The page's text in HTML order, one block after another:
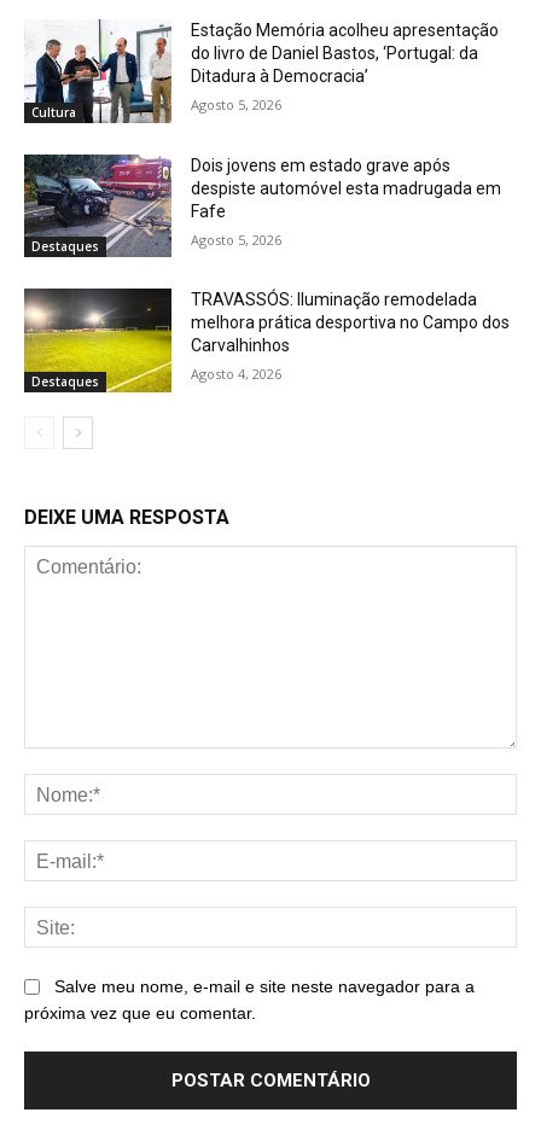
Cultura
Estação Memória acolheu apresentação
do livro de Daniel Bastos, ‘Portugal: da
Ditadura à Democracia’
Agosto 5, 2026
Destaques
Dois jovens em estado grave após
despiste automóvel esta madrugada em
Fafe
Agosto 5, 2026
Destaques
TRAVASSÓS: Iluminação remodelada
melhora prática desportiva no Campo dos
Carvalhinhos
Agosto 4, 2026
DEIXE UMA RESPOSTA
Salve meu nome, e-mail e site neste navegador para a
próxima vez que eu comentar.